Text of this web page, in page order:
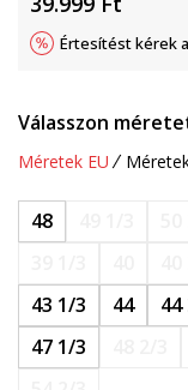
Értesítést kérek
Válasszon
Méretek EU
48
43 1/3
44 44
47 1/3